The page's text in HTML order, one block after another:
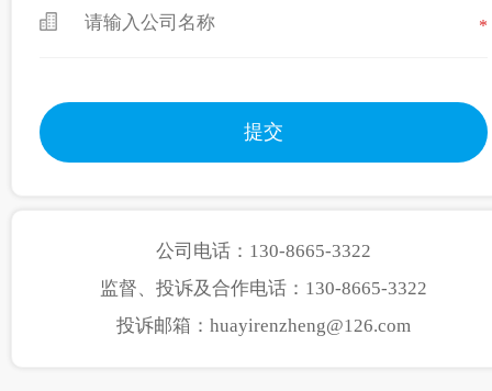
*
公司电话：130-8665-3322
监督、投诉及合作电话：130-8665-3322
投诉邮箱：huayirenzheng@126.com